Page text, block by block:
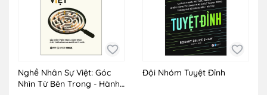
Nghề Nhân Sự Việt: Góc
Nhìn Từ Bên Trong - Hành
Đội Nhóm Tuyệt Đỉnh